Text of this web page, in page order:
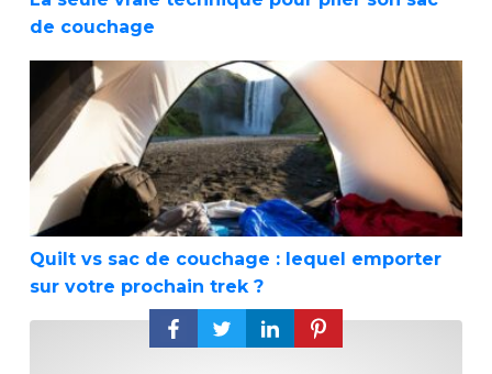
de couchage
Quilt vs sac de couchage : lequel emporter
Quilt vs sac de couchage : lequel emporter
sur votre prochain trek ?
Test complet sur le sac de couchage MT900